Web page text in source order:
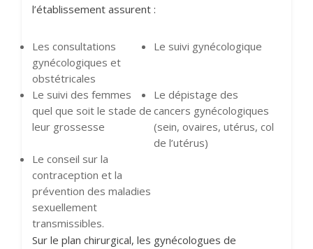
l’établissement assurent :
Les consultations
gynécologiques et
obstétricales
Le suivi gynécologique
Le suivi des femmes
quel que soit le stade de
leur grossesse
Le dépistage des
cancers gynécologiques
(sein, ovaires, utérus, col
de l’utérus)
Le conseil sur la
contraception et la
prévention des maladies
sexuellement
transmissibles.
Sur le plan chirurgical, les gynécologues de